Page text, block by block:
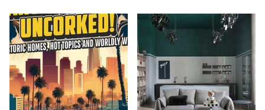
Architects